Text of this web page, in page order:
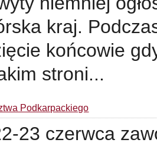
kraj.
końcowie
stroni...
Podkarpackiego
23 czerwca